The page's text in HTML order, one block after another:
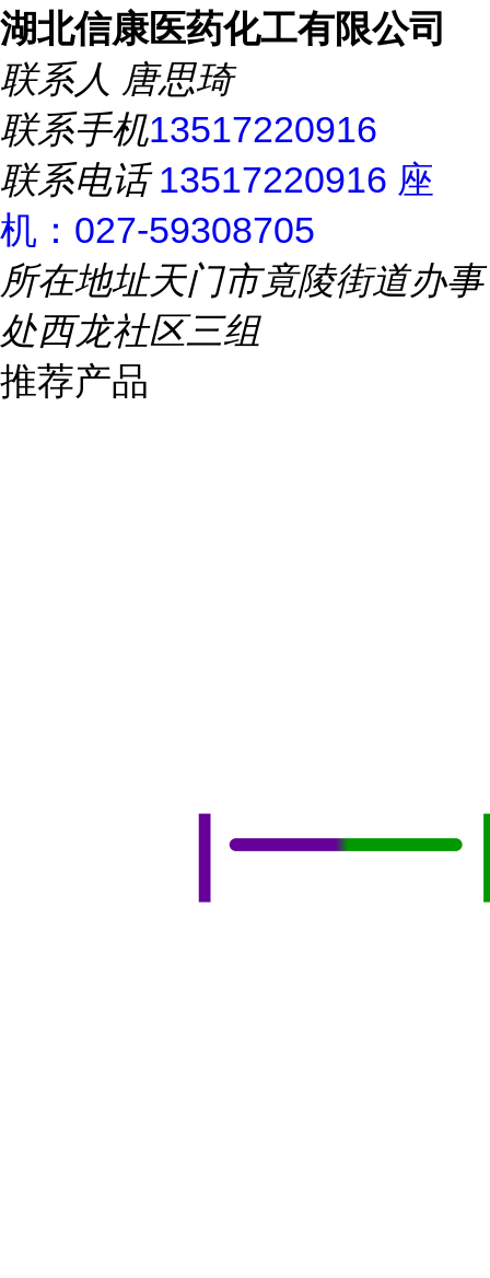
湖北信康医药化工有限公司
联系人 唐思琦
联系手机13517220916
联系电话13517220916 座
机：027-59308705
所在地址天门市竟陵街道办事
处西龙社区三组
推荐产品